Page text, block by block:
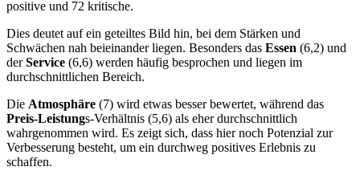
positive und 72 kritische.
Dies deutet auf ein geteiltes Bild hin, bei dem Stärken und
Schwächen nah beieinander liegen. Besonders das Essen (6,2) und
derService (6,6) werden häufig besprochen und liegen im
durchschnittlichen Bereich.
Die Atmosphäre (7) wird etwas besser bewertet, während das
Preis-Leistungs-Verhältnis (5,6) als eher durchschnittlich
wahrgenommen wird. Es zeigt sich, dass hier noch Potenzial zur
Verbesserung besteht, um ein durchweg positives Erlebnis zu
schaffen.